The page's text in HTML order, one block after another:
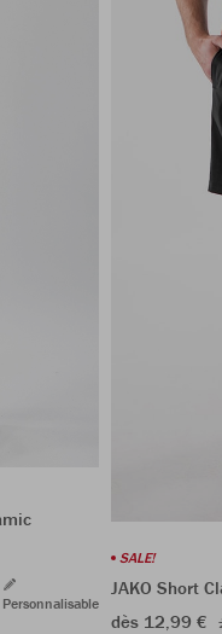
Personnalisable
SALE!
JAKO Short
dès 12,99 €